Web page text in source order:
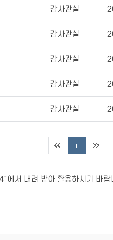
감사관실
감사관실
감사관실
감사관실
감사관실
1
에서 내려 받아 활용하시기 바랍